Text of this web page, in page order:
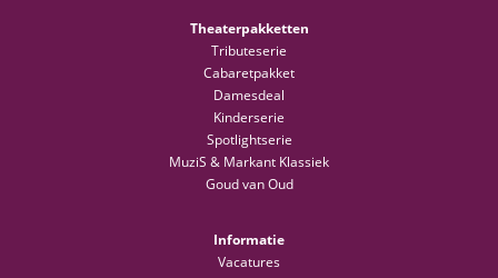
Theaterpakketten
Tributeserie
Cabaretpakket
Damesdeal
Kinderserie
Spotlightserie
MuziS & Markant Klassiek
Goud van Oud
Informatie
Vacatures